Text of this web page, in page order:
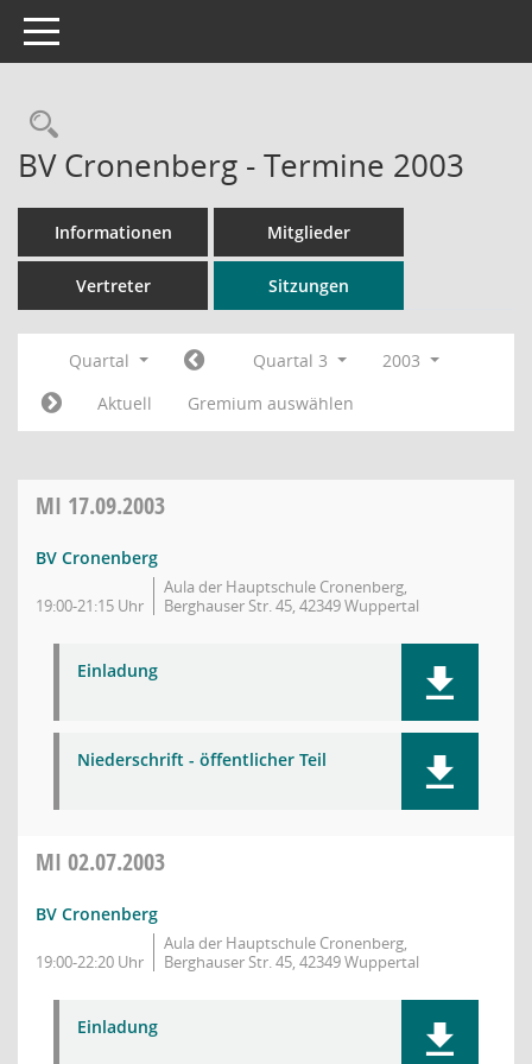
Toggle navigation
Rechercheauswahl
BV Cronenberg - Termine 2003
Informationen Mitglieder
Vertreter Sitzungen
Quartal Quartal 3
2003
Aktuell
Gremium auswählen
MI 17.09.2003
BV Cronenberg
19:00-21:15 Uhr
Aula der Hauptschule Cronenberg,
Berghauser Str. 45, 42349 Wuppertal
Einladung
Niederschrift - öffentlicher Teil
MI 02.07.2003
BV Cronenberg
19:00-22:20 Uhr
Aula der Hauptschule Cronenberg,
Berghauser Str. 45, 42349 Wuppertal
Einladung